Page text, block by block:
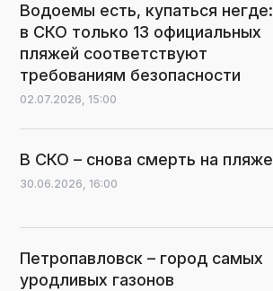
Водоемы есть, купаться негде:
в СКО только 13 официальных
пляжей соответствуют
требованиям безопасности
02.07.2026, 15:00
В СКО – снова смерть на пляже
30.06.2026, 16:00
Петропавловск – город самых
уродливых газонов